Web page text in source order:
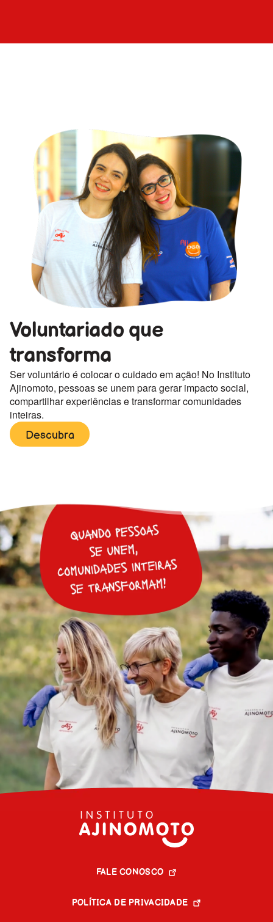
Voluntariado que
transforma
Ser voluntário é colocar o cuidado em ação! No Instituto
Ajinomoto, pessoas se unem para gerar impacto social,
compartilhar experiências e transformar comunidades
inteiras.
Descubra
FALE CONOSCO
POLÍTICA DE PRIVACIDADE